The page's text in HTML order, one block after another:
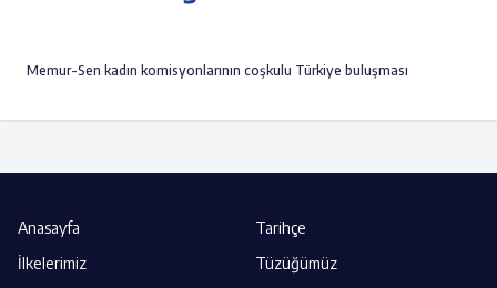
Memur-Sen kadın komisyonlarının coşkulu Türkiye buluşması
Anasayfa
Tarihçe
İlkelerimiz
Tüzüğümüz